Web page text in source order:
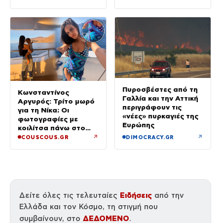
Κωνσταντίνος
Αργυρός: Τρίτο μωρό
για τη Νίκα; Οι
φωτογραφίες με
κοιλίτσα πάνω στο
σκάφος που
COUSCOUS.GR ↗
Πυροσβέστες από τη
Γαλλία και την Αττική
περιγράφουν τις
«νέες» πυρκαγιές της
Ευρώπης
DIMOCRACY.GR ↗
Δείτε όλες τις τελευταίες Ειδήσεις από την
Ελλάδα και τον Κόσμο, τη στιγμή που
συμβαίνουν, στο ΔΕΔΟΜΕΝΟ.